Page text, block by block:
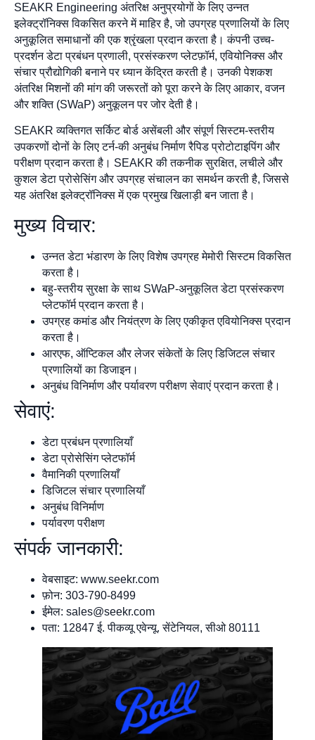
SEAKR Engineering अंतरिक्ष अनुप्रयोगों के लिए उन्नत
इलेक्ट्रॉनिक्स विकसित करने में माहिर है, जो उपग्रह प्रणालियों के लिए
अनुकूलित समाधानों की एक श्रृंखला प्रदान करता है। कंपनी उच्च-
प्रदर्शन डेटा प्रबंधन प्रणाली, प्रसंस्करण प्लेटफ़ॉर्म, एवियोनिक्स और
संचार प्रौद्योगिकी बनाने पर ध्यान केंद्रित करती है। उनकी पेशकश
अंतरिक्ष मिशनों की मांग की जरूरतों को पूरा करने के लिए आकार, वजन
और शक्ति (SWaP) अनुकूलन पर जोर देती है।
SEAKR व्यक्तिगत सर्किट बोर्ड असेंबली और संपूर्ण सिस्टम-स्तरीय
उपकरणों दोनों के लिए टर्न-की अनुबंध निर्माण रैपिड प्रोटोटाइपिंग और
परीक्षण प्रदान करता है। SEAKR की तकनीक सुरक्षित, लचीले और
कुशल डेटा प्रोसेसिंग और उपग्रह संचालन का समर्थन करती है, जिससे
यह अंतरिक्ष इलेक्ट्रॉनिक्स में एक प्रमुख खिलाड़ी बन जाता है।
मुख्य विचार:
उन्नत डेटा भंडारण के लिए विशेष उपग्रह मेमोरी सिस्टम विकसित
करता है।
बहु-स्तरीय सुरक्षा के साथ SWaP-अनुकूलित डेटा प्रसंस्करण
प्लेटफॉर्म प्रदान करता है।
उपग्रह कमांड और नियंत्रण के लिए एकीकृत एवियोनिक्स प्रदान
करता है।
आरएफ, ऑप्टिकल और लेजर संकेतों के लिए डिजिटल संचार
प्रणालियों का डिजाइन।
अनुबंध विनिर्माण और पर्यावरण परीक्षण सेवाएं प्रदान करता है।
सेवाएं:
डेटा प्रबंधन प्रणालियाँ
डेटा प्रोसेसिंग प्लेटफॉर्म
वैमानिकी प्रणालियाँ
डिजिटल संचार प्रणालियाँ
अनुबंध विनिर्माण
पर्यावरण परीक्षण
संपर्क जानकारी:
वेबसाइट: www.seekr.com
फ़ोन: 303-790-8499
ईमेल: sales@seekr.com
पता: 12847 ई. पीकव्यू एवेन्यू. सेंटेनियल, सीओ 80111